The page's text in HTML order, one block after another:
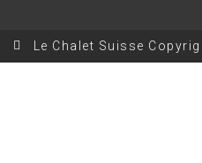
Le Chalet Suisse